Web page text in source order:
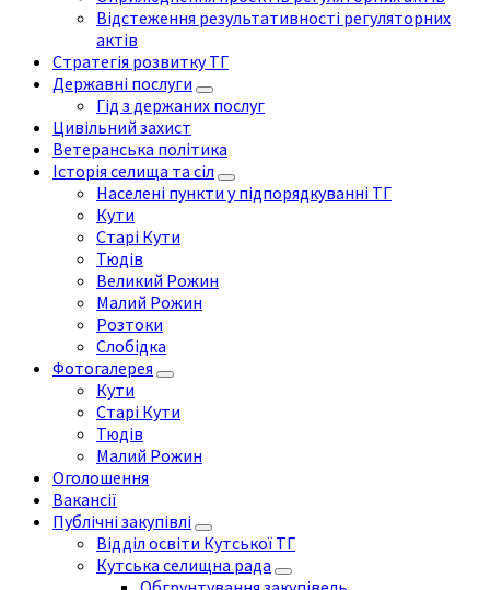
Відстеження результативності регуляторних
актів
Стратегія розвитку ТГ
Державні послуги
Гід з держаних послуг
Цивільний захист
Ветеранська політика
Історія селища та сіл
Населені пункти у підпорядкуванні ТГ
Кути
Старі Кути
Тюдів
Великий Рожин
Малий Рожин
Розтоки
Слобідка
Фотогалерея
Кути
Старі Кути
Тюдів
Малий Рожин
Оголошення
Вакансії
Публічні закупівлі
Відділ освіти Кутської ТГ
Кутська селищна рада